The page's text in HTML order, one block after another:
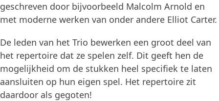
geschreven door bijvoorbeeld Malcolm Arnold en
met moderne werken van onder andere Elliot Carter.
De leden van het Trio bewerken een groot deel van
het repertoire dat ze spelen zelf. Dit geeft hen de
mogelijkheid om de stukken heel specifiek te laten
aansluiten op hun eigen spel. Het repertoire zit
daardoor als gegoten!